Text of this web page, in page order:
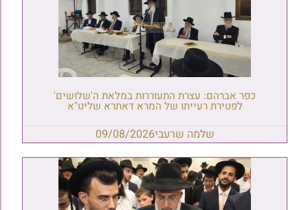
כפר אברהם: עצרת התעוררות במלאת ה'שלושים'
לפטירת רעייתו של המרא דאתרא שליט"א
שלמה שרעבי09/08/2026